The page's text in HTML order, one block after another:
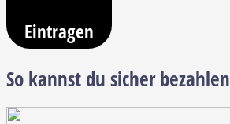
Eintragen
So kannst du sicher bezahlen